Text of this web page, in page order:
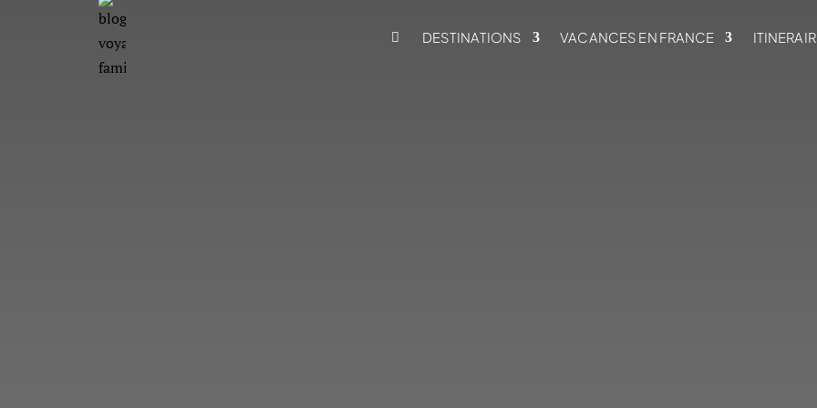
DESTINATIONS VACANCES EN FRANCE